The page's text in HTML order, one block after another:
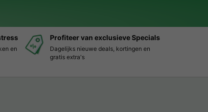
en
Profiteer van exclusieve Specials
Dagelijks nieuwe deals, kortingen en
gratis extra's